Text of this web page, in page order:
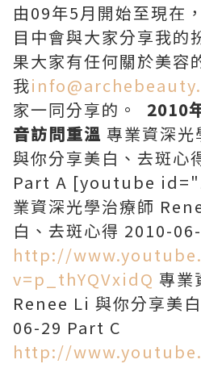
由09年5月開始至現在
目中會與大家分享我的
果大家有任何關於美
我
家一同分享的。 2010
音訪問重溫 專業資深
與你分享美白、去斑心
Part A [youtube
業資深光學治療師
白、去斑心得 2010-
http://
v=p_thYQVxidQ 專業
Renee Li 與你分享美
06-29 Part C
http://